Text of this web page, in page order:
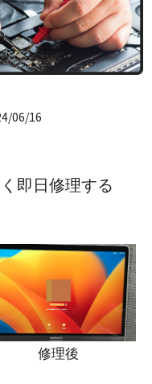
06/16
即日修理する
修理後